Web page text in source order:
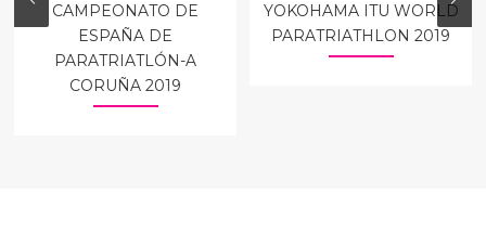
CAMPEONATO DE
ESPAÑA DE
PARATRIATLÓN-A
CORUÑA 2019
YOKOHAMA ITU WORLD
PARATRIATHLON 2019